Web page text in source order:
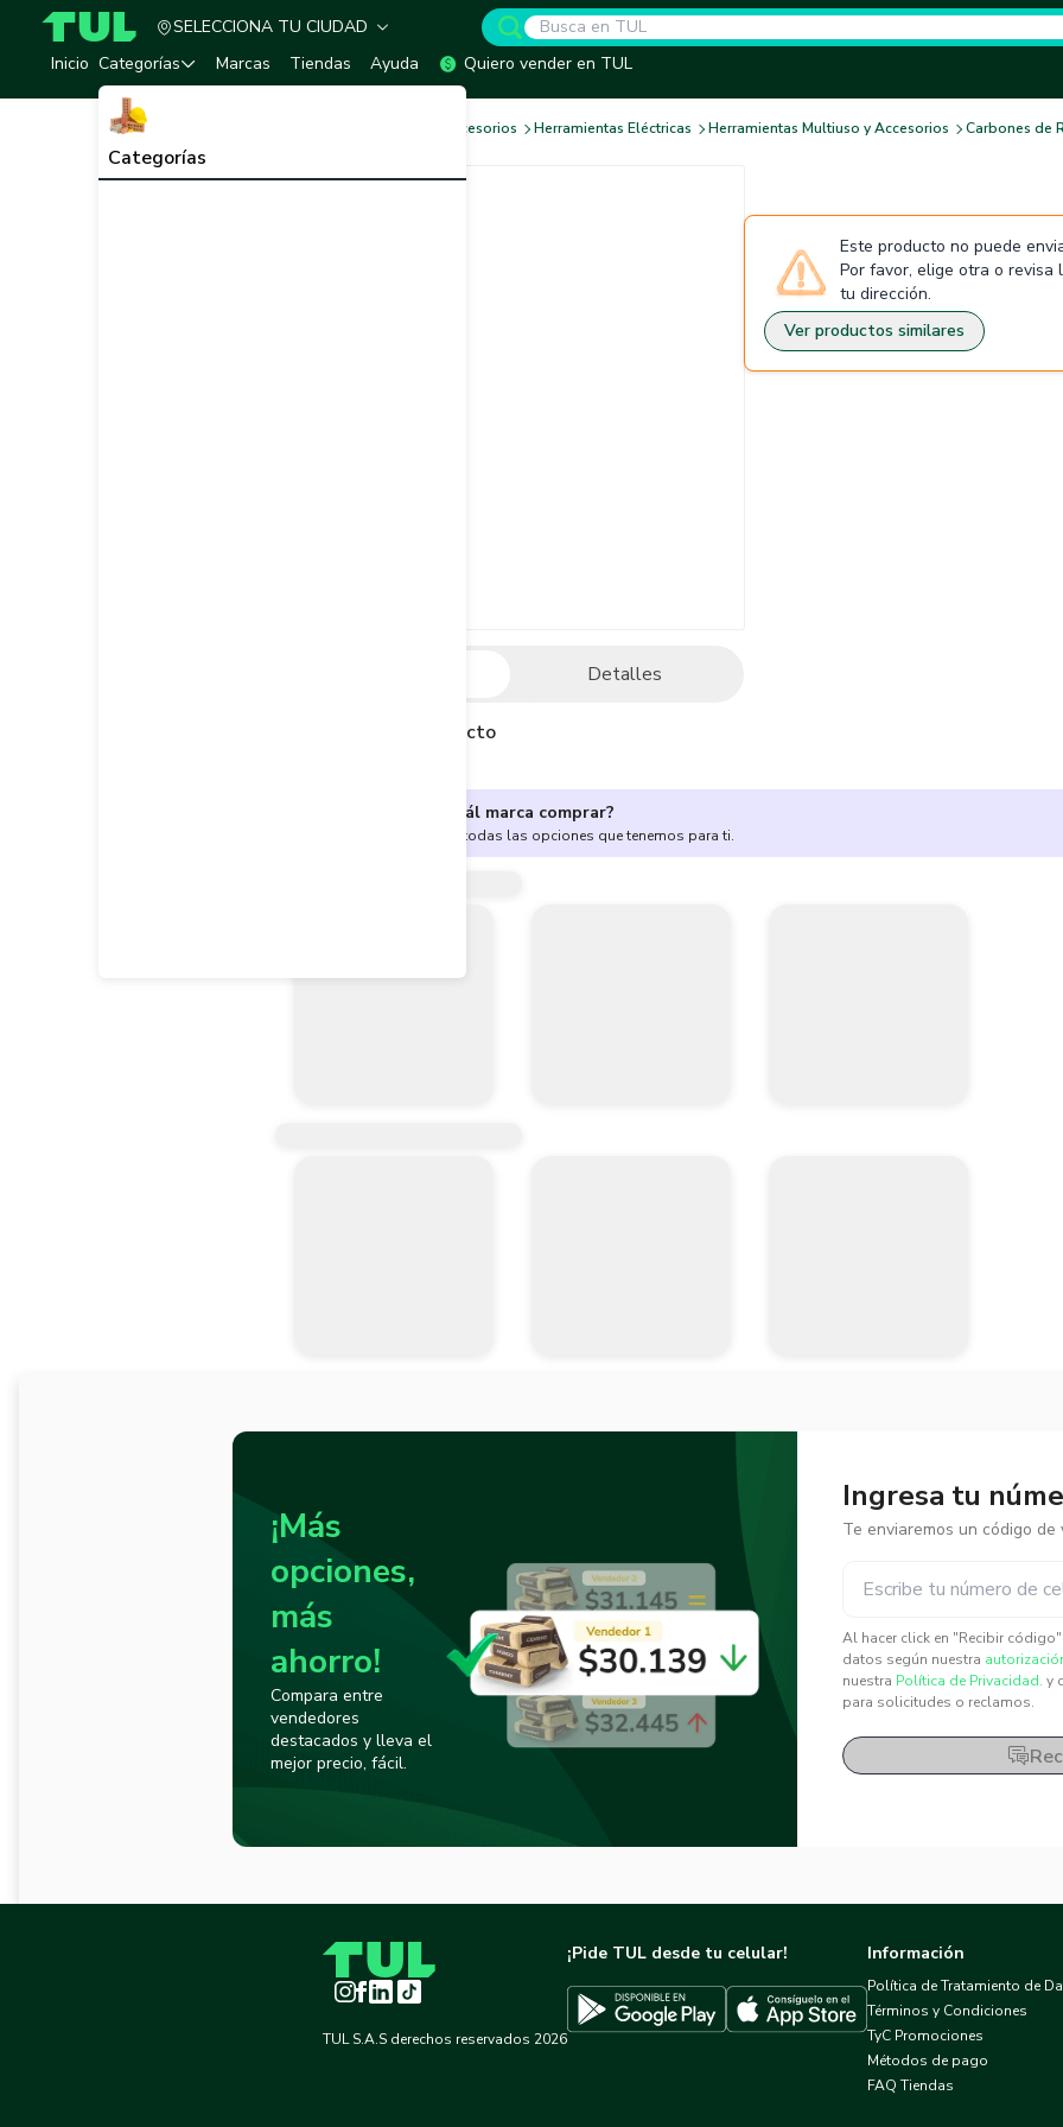
TUL - Tu Marketplace de Construcción
SELECCIONA TU CIUDAD
Inicio Categorías
Categorías
Marcas Tiendas Ayuda Quiero vender en TUL
Herramientas, Equipos y Accesorios Herramientas Eléctricas Herramientas Multiuso y Accesorios Carbones de
Detalles
Descripción del producto
Este producto no puede
Por favor, elige otra o revisa
tu dirección.
Ver productos similares
¿No sabes cuál marca comprar?
Encuentra aquí todas las opciones que tenemos para ti.
¡Más
opciones,
más
ahorro!
Compara entre
vendedores
destacados y lleva el
mejor precio, fácil.
Ingresa tu
Te enviaremos un código de
Al hacer click en "Recibir
datos según nuestra
nuestra Política de Privacidad. y
para solicitudes o reclamos.
Instagram
Facebook
LinkedInTikTok
TUL S.A.S derechos reservados 2026
¡Pide TUL desde tu celular!
Descargar TUL en Google PlayDescargar TUL en App Store
Información
Política de Tratamiento de
Términos y Condiciones
TyC Promociones
Métodos de pago
FAQ Tiendas